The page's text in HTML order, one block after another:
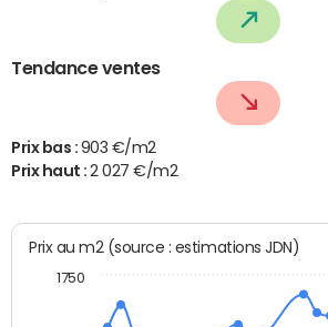
Tendance ventes
Prix bas : 903 €/m2
Prix haut :2 027 €/m2
Prix au m2 (source : estimations JDN)
1750